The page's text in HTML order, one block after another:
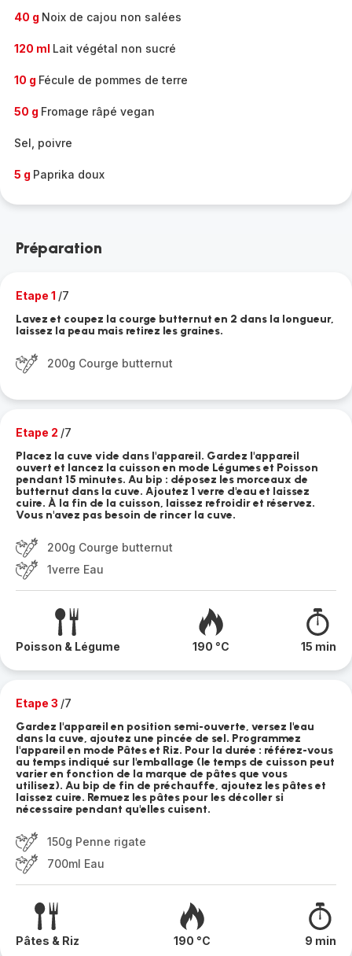
40 g Noix de cajou non salées
120 ml Lait végétal non sucré
10 g Fécule de pommes de terre
50 g Fromage râpé vegan
Sel, poivre
5 g Paprika doux
Préparation
Etape 1 /7
Lavez et coupez la courge butternut en 2 dans la longueur,
laissez la peau mais retirez les graines.
200g Courge butternut
Etape 2 /7
Placez la cuve vide dans l'appareil. Gardez l'appareil
ouvert et lancez la cuisson en mode Légumes et Poisson
pendant 15 minutes. Au bip : déposez les morceaux de
butternut dans la cuve. Ajoutez 1 verre d'eau et laissez
cuire. À la fin de la cuisson, laissez refroidir et réservez.
Vous n'avez pas besoin de rincer la cuve.
200g Courge butternut
1verre Eau
Poisson & Légume 190 °C 15 min
Etape 3 /7
Gardez l'appareil en position semi-ouverte, versez l'eau
dans la cuve, ajoutez une pincée de sel. Programmez
l'appareil en mode Pâtes et Riz. Pour la durée : référez-vous
au temps indiqué sur l'emballage (le temps de cuisson peut
varier en fonction de la marque de pâtes que vous
utilisez). Au bip de fin de préchauffe, ajoutez les pâtes et
laissez cuire. Remuez les pâtes pour les décoller si
nécessaire pendant qu'elles cuisent.
150g Penne rigate
700ml Eau
Pâtes & Riz 190 °C 9 min